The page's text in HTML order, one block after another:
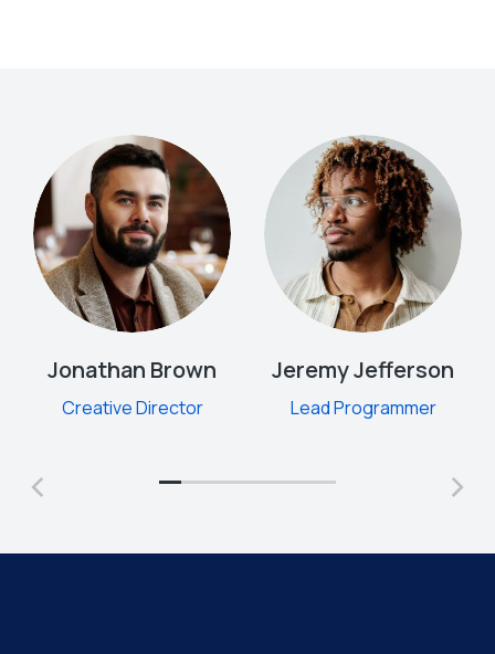
Jonathan Brown
Creative Director
Jeremy Jefferson
Lead Programmer